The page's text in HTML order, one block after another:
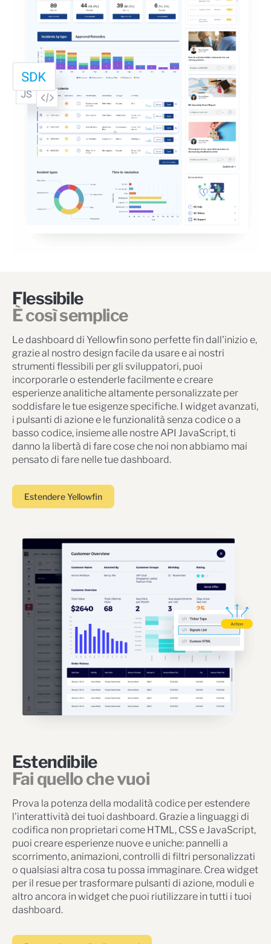
Flessibile
È così semplice
Le dashboard di Yellowfin sono perfette fin dall'inizio e,
grazie al nostro design facile da usare e ai nostri
strumenti flessibili per gli sviluppatori, puoi
incorporarle o estenderle facilmente e creare
esperienze analitiche altamente personalizzate per
soddisfare le tue esigenze specifiche. I widget avanzati,
i pulsanti di azione e le funzionalità senza codice o a
basso codice, insieme alle nostre API JavaScript, ti
danno la libertà di fare cose che noi non abbiamo mai
pensato di fare nelle tue dashboard.
Estendere Yellowfin
Estendibile
Fai quello che vuoi
Prova la potenza della modalità codice per estendere
l'interattività dei tuoi dashboard. Grazie a linguaggi di
codifica non proprietari come HTML, CSS e JavaScript,
puoi creare esperienze nuove e uniche: pannelli a
scorrimento, animazioni, controlli di filtri personalizzati
o qualsiasi altra cosa tu possa immaginare. Crea widget
per il resue per trasformare pulsanti di azione, moduli e
altro ancora in widget che puoi riutilizzare in tutti i tuoi
dashboard.